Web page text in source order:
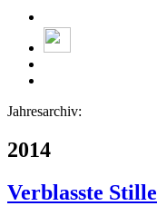
Jahresarchiv:
2014
Verblasste Stille